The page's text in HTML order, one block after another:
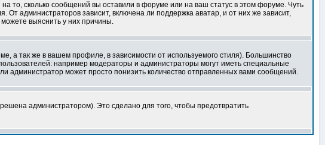
то, сколько сообщений вы оставили в форуме или на ваш статус в этом форуме. Чуть
администраторов зависит, включена ли поддержка аватар, и от них же зависит,
выяснить у них причины.
а так же в вашем профиле, в зависимости от используемого стиля). Большинство
например модераторы и администраторы могут иметь специальные
администратор может просто понизить количество отправленных вами сообщений.
администратором). Это сделано для того, чтобы предотвратить